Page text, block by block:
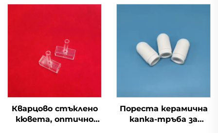
фузинатни кварцови
кювета за
биохимичен
анализатор
Кварцово стъклено
кювета, оптично
Пореста керамична
капка-тръба за